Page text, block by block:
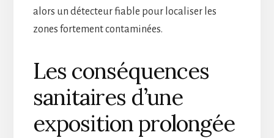
alors un détecteur fiable pour localiser les
zones fortement contaminées.
Les conséquences
sanitaires d’une
exposition prolongée